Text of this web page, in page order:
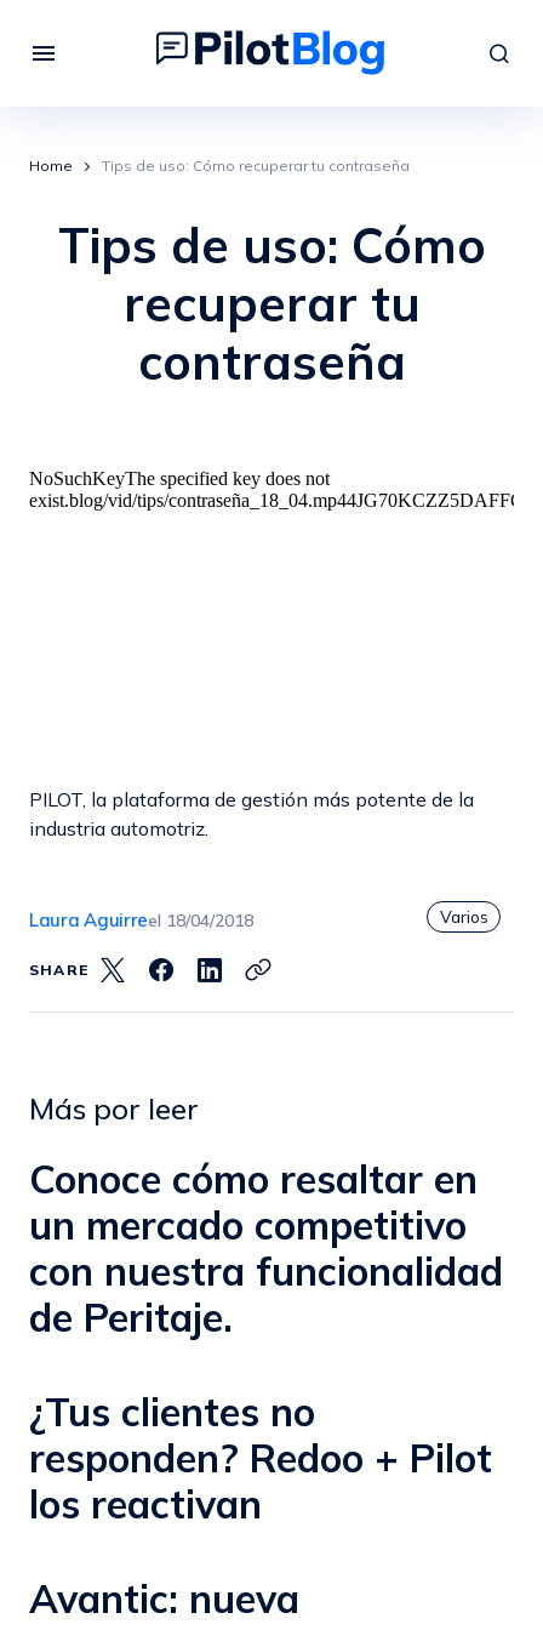
Home Tips de uso: Cómo recuperar tu contraseña
Tips de uso: Cómo
recuperar tu
contraseña
PILOT, la plataforma de gestión más potente de la
industria automotriz.
Laura Aguirreel 18/04/2018 Varios
SHARE
Más por leer
Conoce cómo resaltar en
un mercado competitivo
con nuestra funcionalidad
de Peritaje.
¿Tus clientes no
responden? Redoo + Pilot
los reactivan
Avantic: nueva